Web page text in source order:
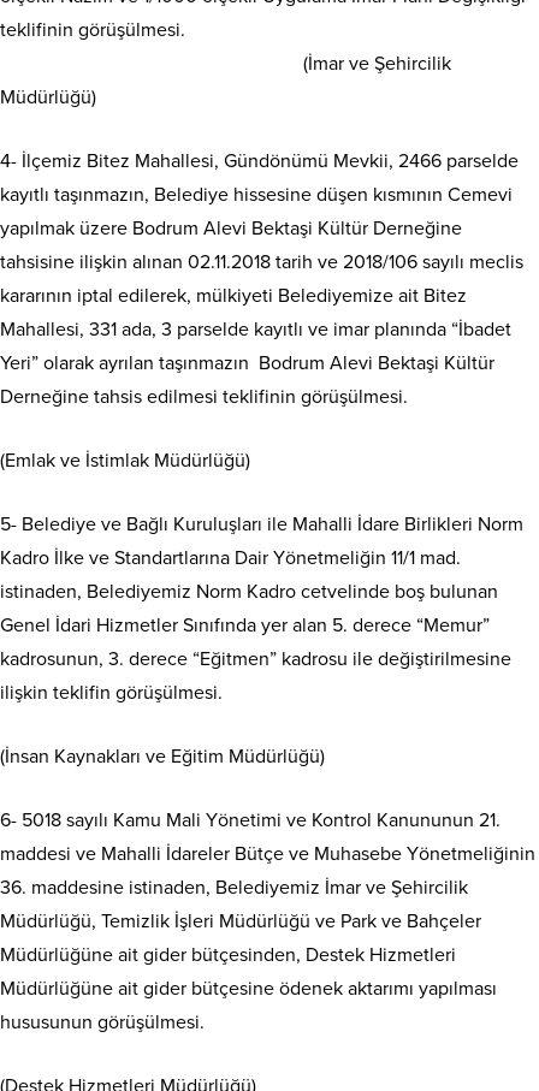
teklifinin görüşülmesi.
(İmar ve Şehircilik
Müdürlüğü)
4- İlçemiz Bitez Mahallesi, Gündönümü Mevkii, 2466 parselde
kayıtlı taşınmazın, Belediye hissesine düşen kısmının Cemevi
yapılmak üzere Bodrum Alevi Bektaşi Kültür Derneğine
tahsisine ilişkin alınan 02.11.2018 tarih ve 2018/106 sayılı meclis
kararının iptal edilerek, mülkiyeti Belediyemize ait Bitez
Mahallesi, 331 ada, 3 parselde kayıtlı ve imar planında “İbadet
Yeri” olarak ayrılan taşınmazın Bodrum Alevi Bektaşi Kültür
Derneğine tahsis edilmesi teklifinin görüşülmesi.
(Emlak ve İstimlak Müdürlüğü)
5- Belediye ve Bağlı Kuruluşları ile Mahalli İdare Birlikleri Norm
Kadro İlke ve Standartlarına Dair Yönetmeliğin 11/1 mad.
istinaden, Belediyemiz Norm Kadro cetvelinde boş bulunan
Genel İdari Hizmetler Sınıfında yer alan 5. derece “Memur”
kadrosunun, 3. derece “Eğitmen” kadrosu ile değiştirilmesine
ilişkin teklifin görüşülmesi.
(İnsan Kaynakları ve Eğitim Müdürlüğü)
6- 5018 sayılı Kamu Mali Yönetimi ve Kontrol Kanununun 21.
maddesi ve Mahalli İdareler Bütçe ve Muhasebe Yönetmeliğinin
36. maddesine istinaden, Belediyemiz İmar ve Şehircilik
Müdürlüğü, Temizlik İşleri Müdürlüğü ve Park ve Bahçeler
Müdürlüğüne ait gider bütçesinden, Destek Hizmetleri
Müdürlüğüne ait gider bütçesine ödenek aktarımı yapılması
hususunun görüşülmesi.
(Destek Hizmetleri Müdürlüğü)